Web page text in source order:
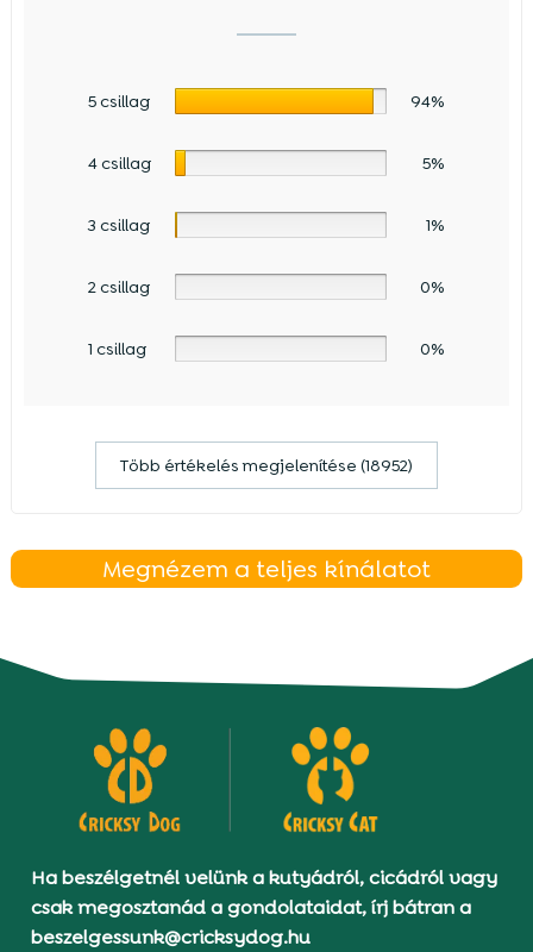
5 csillag 94%
4 csillag 5%
3 csillag 1%
2 csillag 0%
1 csillag 0%
Több értékelés megjelenítése (18952)
Megnézem a teljes kínálatot
Ha beszélgetnél velünk a kutyádról, cicádról vagy
csak megosztanád a gondolataidat, írj bátran a
beszelgessunk@cricksydog.hu